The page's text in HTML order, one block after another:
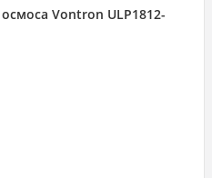
Vontron ULP1812-